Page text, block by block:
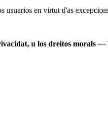
en virtut d'as
u los dreitos morals —